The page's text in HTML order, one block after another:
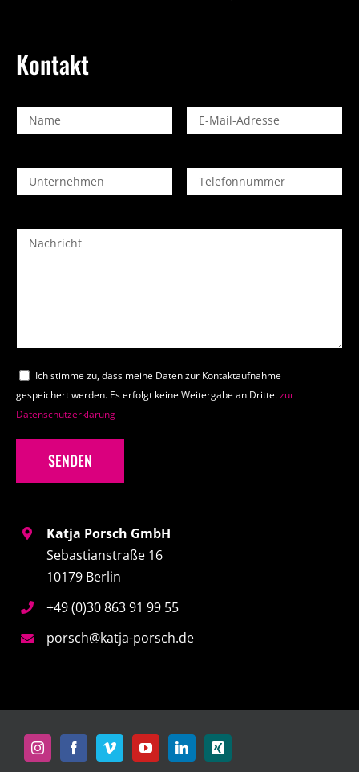
Kontakt
Ich stimme zu, dass meine Daten zur Kontaktaufnahme
gespeichert werden. Es erfolgt keine Weitergabe an Dritte.zur
Datenschutzerklärung
Katja Porsch GmbH
Sebastianstraße 16
10179 Berlin
+49 (0)30 863 91 99 55
porsch@katja-porsch.de